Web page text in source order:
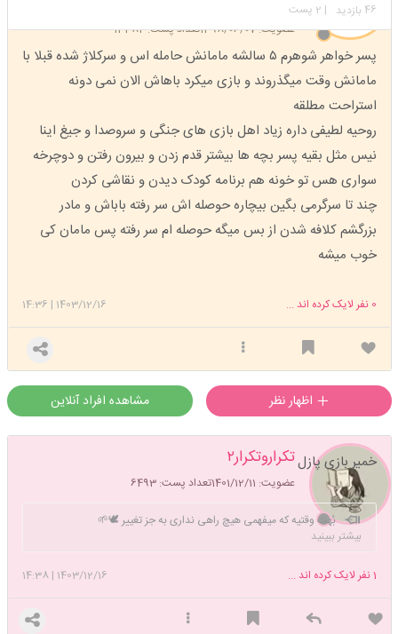
عضویت: 1398/06/07 تعداد پست: 13384
46 بازدید | 2 پست
پسر خواهر شوهرم ۵ سالشه مامانش حامله اس و سرکلاژ شده قبلا با
مامانش وقت میگذروند و بازی میکرد باهاش الان نمی دونه
استراحت مطلقه
روحیه لطیفی داره زیاد اهل بازی های جنگی و سروصدا و جیغ اینا
نیس مثل بقیه پسر بچه ها بیشتر قدم زدن و بیرون رفتن و دوچرخه
سواری هس تو خونه هم برنامه کودک دیدن و نقاشی کردن
چند تا سرگرمی بگین بیچاره حوصله اش سر رفته باباش و مادر
بزرگشم کلافه شدن از بس میگه حوصله ام سر رفته پس مامان کی
خوب میشه
1403/12/16
|
14:36 0 نفر لایک کرده اند ...
مشاهده افراد آنلاین
تکراروتکرار۲
عضویت: 1401/12/11 تعداد پست: 6493
خمیر بازی پازل
بُهت وقتیه که میفهمی هیچ راهی نداری به جز تغییر 🕊🌱
بیشتر ببینید
1403/12/16
|
14:38 1نفر لایک کرده اند ...